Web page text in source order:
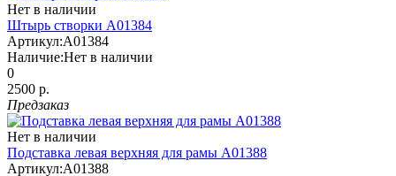
Нет в наличии
Штырь створки A01384
Артикул:A01384
Наличие:Нет в наличии
0
2500 р.
Предзаказ
Нет в наличии
Подставка левая верхняя для рамы A01388
Артикул:A01388